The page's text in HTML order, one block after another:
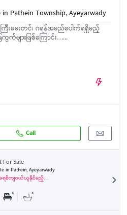
Pathein Township, Ayeyarwady
ြီးမေးတင်၊ ဂရန်အမည်ပေါက်ရရှိမည့်
ကွက်များဖြစ်ကြောင်း…...
Call
Sale
in Pathein, Ayeyarwady
ရစ်ကျဝယ်ယူနိုင်မည့်…
x x